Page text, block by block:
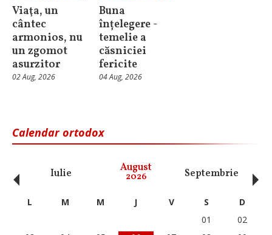
Viaţa, un
cântec
armonios, nu
un zgomot
asurzitor
02 Aug, 2026
Buna
înțelegere -
temelie a
căsniciei
fericite
04 Aug, 2026
Calendar ortodox
Iulie August
2026 Septembrie
‹ L M M J V S
D
01
02